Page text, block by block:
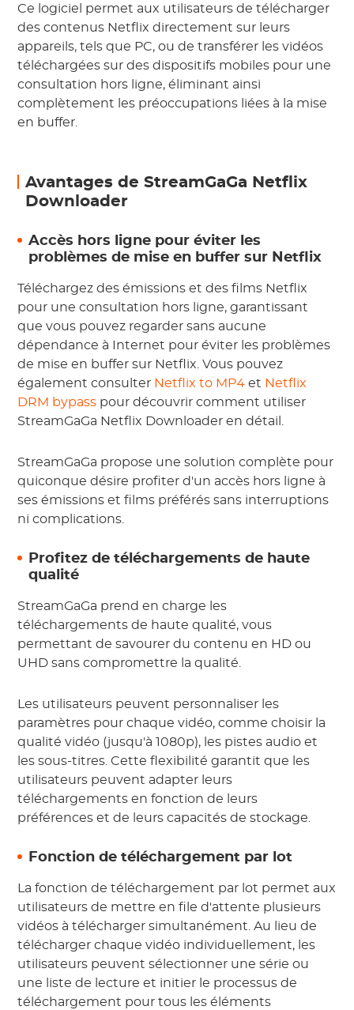
Ce logiciel permet aux utilisateurs de télécharger
des contenus Netflix directement sur leurs
appareils, tels que PC, ou de transférer les vidéos
téléchargées sur des dispositifs mobiles pour une
consultation hors ligne, éliminant ainsi
complètement les préoccupations liées à la mise
en buffer.
Avantages de StreamGaGa Netflix
Downloader
Accès hors ligne pour éviter les
problèmes de mise en buffer sur Netflix
Téléchargez des émissions et des films Netflix
pour une consultation hors ligne, garantissant
que vous pouvez regarder sans aucune
dépendance à Internet pour éviter les problèmes
de mise en buffer sur Netflix. Vous pouvez
également consulter Netflix to MP4 et Netflix
DRM bypass pour découvrir comment utiliser
StreamGaGa Netflix Downloader en détail.
StreamGaGa propose une solution complète pour
quiconque désire profiter d'un accès hors ligne à
ses émissions et films préférés sans interruptions
ni complications.
Profitez de téléchargements de haute
qualité
StreamGaGa prend en charge les
téléchargements de haute qualité, vous
permettant de savourer du contenu en HD ou
UHD sans compromettre la qualité.
Les utilisateurs peuvent personnaliser les
paramètres pour chaque vidéo, comme choisir la
qualité vidéo (jusqu'à 1080p), les pistes audio et
les sous-titres. Cette flexibilité garantit que les
utilisateurs peuvent adapter leurs
téléchargements en fonction de leurs
préférences et de leurs capacités de stockage.
Fonction de téléchargement par lot
La fonction de téléchargement par lot permet aux
utilisateurs de mettre en file d'attente plusieurs
vidéos à télécharger simultanément. Au lieu de
télécharger chaque vidéo individuellement, les
utilisateurs peuvent sélectionner une série ou
une liste de lecture et initier le processus de
téléchargement pour tous les éléments